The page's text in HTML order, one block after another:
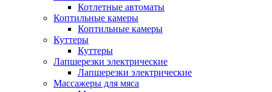
Котлетные автоматы
Коптильные камеры
Коптильные камеры
Куттеры
Куттеры
Лапшерезки электрические
Лапшерезки электрические
Массажеры для мяса